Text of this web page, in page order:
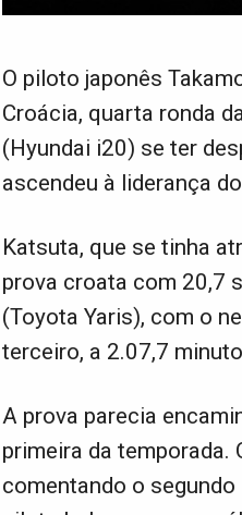
O piloto japonês
Croácia, quarta ronda
(Hyundai i20) se ter
ascendeu à liderança
Katsuta, que se tinha
prova croata com 20,7
(Toyota Yaris), com o
terceiro, a 2.07,7
A prova parecia
primeira da
comentando o